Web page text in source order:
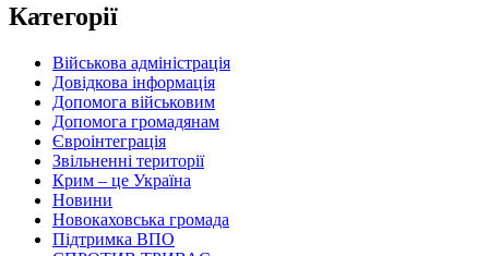
Категорії
Військова адміністрація
Довідкова інформація
Допомога військовим
Допомога громадянам
Євроінтеграція
Звільненні території
Крим – це Україна
Новини
Новокаховська громада
Підтримка ВПО